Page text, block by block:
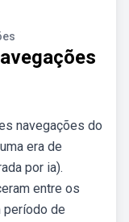
navegações do
era de
por ia).
entre os
período de